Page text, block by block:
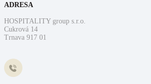
ADRESA
HOSPITALITY group s.r.o.
Cukrová 14
Trnava 917 01